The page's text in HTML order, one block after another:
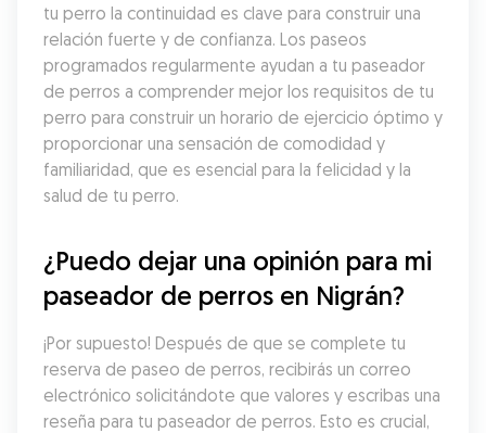
tu perro la continuidad es clave para construir una
relación fuerte y de confianza. Los paseos
programados regularmente ayudan a tu paseador
de perros a comprender mejor los requisitos de tu
perro para construir un horario de ejercicio óptimo y
proporcionar una sensación de comodidad y
familiaridad, que es esencial para la felicidad y la
salud de tu perro.
¿Puedo dejar una opinión para mi
paseador de perros en Nigrán?
¡Por supuesto! Después de que se complete tu
reserva de paseo de perros, recibirás un correo
electrónico solicitándote que valores y escribas una
reseña para tu paseador de perros. Esto es crucial,